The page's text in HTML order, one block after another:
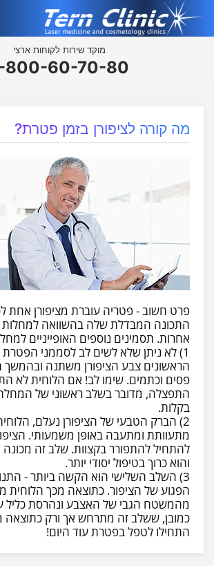
מוקד שירות לקוחות ארצי
800-60-70-80
מה קורה לציפורן בזמן פטרת?
פרט חשוב - פטריה עוברת מציפורן אחת
התכונה המבדלת שלה בהשוואה למחלות
אחרות. תסמינים נוספים האופייניים
1) לא ניתן שלא לשים לב לסממני הפטרת
הראשונים צבע הציפורן משתנה
פסים וכתמים. שימו לב! אם הלוחית לא
התפצלה, מדובר בשלב ראשוני של
בקלות.
2) הברק הטבעי של הציפורן נעלם,
מתעוותת ומתעבה באופן משמעותי.
להתחיל להתפורר בקצוות. שלב זה מכונה
והוא כרוך בטיפול יסודי יותר.
3) השלב השלישי הוא הקשה ביותר -
הפגוע של הציפור. כתוצאה מכך
מהמשטח הגבי של האצבע ונהרסת כליל
כמובן, ששלב זה מתרחש אך ורק כתוצאה
התחילו לטפל בפטרת עוד היום!